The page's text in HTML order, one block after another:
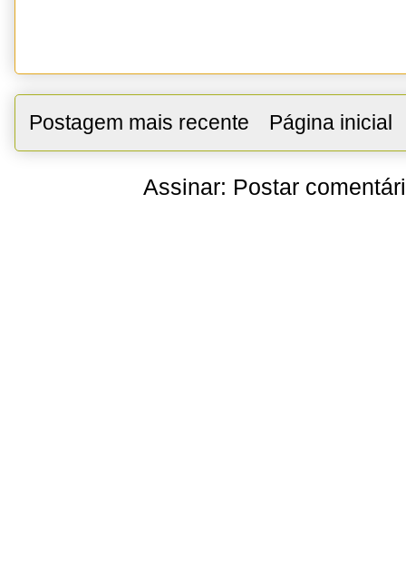
Postagem mais recente Página inicial
Assinar: Postar